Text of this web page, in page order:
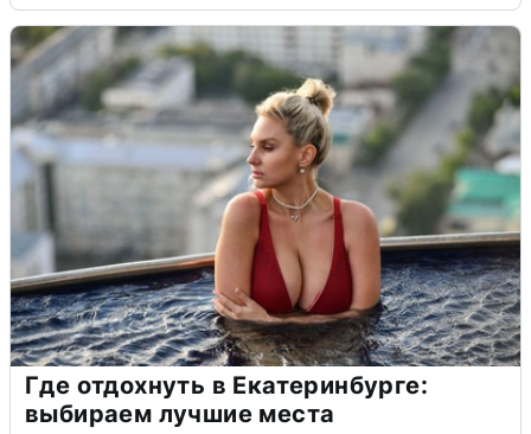
Где отдохнуть в Екатеринбурге:
выбираем лучшие места